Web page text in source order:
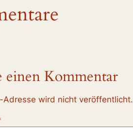
einen Kommentar
Adresse wird nicht veröffentlicht.